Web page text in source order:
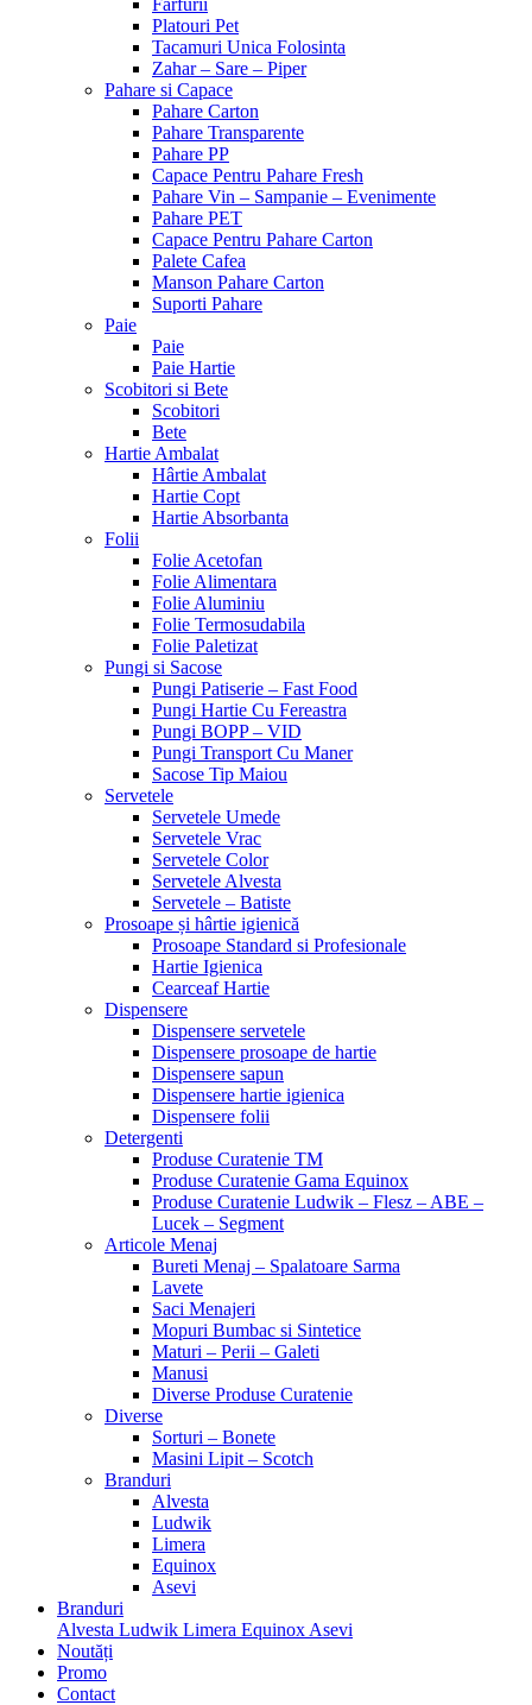
Farfurii
Platouri Pet
Tacamuri Unica Folosinta
Zahar – Sare – Piper
Pahare si Capace
Pahare Carton
Pahare Transparente
Pahare PP
Capace Pentru Pahare Fresh
Pahare Vin – Sampanie – Evenimente
Pahare PET
Capace Pentru Pahare Carton
Palete Cafea
Manson Pahare Carton
Suporti Pahare
Paie
Paie
Paie Hartie
Scobitori si Bete
Scobitori
Bete
Hartie Ambalat
Hârtie Ambalat
Hartie Copt
Hartie Absorbanta
Folii
Folie Acetofan
Folie Alimentara
Folie Aluminiu
Folie Termosudabila
Folie Paletizat
Pungi si Sacose
Pungi Patiserie – Fast Food
Pungi Hartie Cu Fereastra
Pungi BOPP – VID
Pungi Transport Cu Maner
Sacose Tip Maiou
Servetele
Servetele Umede
Servetele Vrac
Servetele Color
Servetele Alvesta
Servetele – Batiste
Prosoape și hârtie igienică
Prosoape Standard si Profesionale
Hartie Igienica
Cearceaf Hartie
Dispensere
Dispensere servetele
Dispensere prosoape de hartie
Dispensere sapun
Dispensere hartie igienica
Dispensere folii
Detergenti
Produse Curatenie TM
Produse Curatenie Gama Equinox
Produse Curatenie Ludwik – Flesz – ABE –
Lucek – Segment
Articole Menaj
Bureti Menaj – Spalatoare Sarma
Lavete
Saci Menajeri
Mopuri Bumbac si Sintetice
Maturi – Perii – Galeti
Manusi
Diverse Produse Curatenie
Diverse
Sorturi – Bonete
Masini Lipit – Scotch
Branduri
Alvesta
Ludwik
Limera
Equinox
Asevi
Branduri
Alvesta Ludwik Limera Equinox Asevi
Noutăți
Promo
Contact